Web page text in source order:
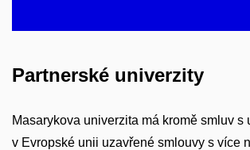
Partnerské univerzity
Masarykova univerzita má kromě smluv s
v Evropské unii uzavřené smlouvy s více